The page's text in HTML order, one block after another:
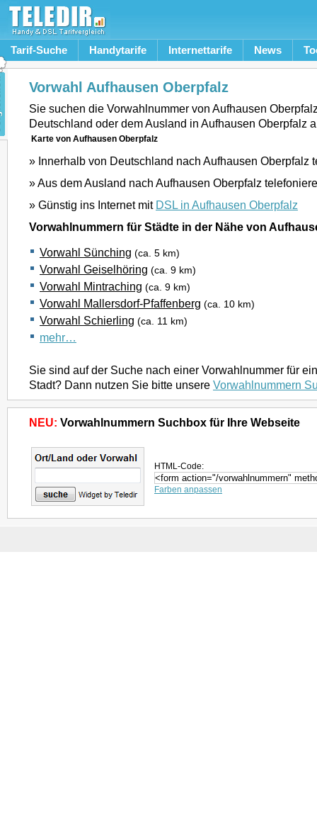
Tarif-Suche Handytarife Internettarife News
Vorwahl Aufhausen Oberpfalz
Sie suchen die Vorwahlnummer von Aufhausen
Deutschland oder dem Ausland in Aufhausen Oberpfalz
Karte von Aufhausen Oberpfalz
» Innerhalb von Deutschland nach Aufhausen Oberpfalz
» Aus dem Ausland nach Aufhausen Oberpfalz
» Günstig ins Internet mit DSL in Aufhausen Oberpfalz
Vorwahlnummern für Städte in der Nähe von
Vorwahl Sünching (ca. 5 km)
Vorwahl Geiselhöring (ca. 9 km)
Vorwahl Mintraching (ca. 9 km)
Vorwahl Mallersdorf-Pfaffenberg (ca. 10 km)
Vorwahl Schierling (ca. 11 km)
mehr…
Sie sind auf der Suche nach einer Vorwahlnummer für
Stadt? Dann nutzen Sie bitte unsere Vorwahlnummern
NEU: Vorwahlnummern Suchbox für Ihre Webseite
HTML-Code:
Farben anpassen